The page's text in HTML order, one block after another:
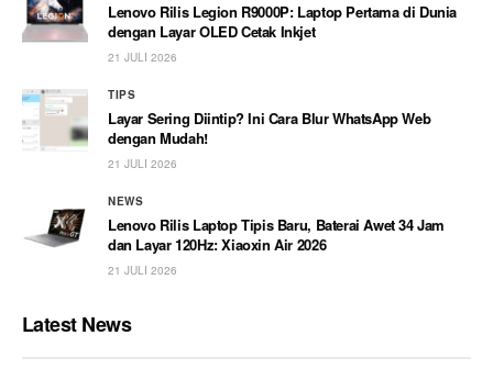
Lenovo Rilis Legion R9000P: Laptop Pertama di Dunia
dengan Layar OLED Cetak Inkjet
21 JULI 2026
TIPS
Layar Sering Diintip? Ini Cara Blur WhatsApp Web
dengan Mudah!
21 JULI 2026
NEWS
Lenovo Rilis Laptop Tipis Baru, Baterai Awet 34 Jam
dan Layar 120Hz: Xiaoxin Air 2026
21 JULI 2026
Latest News